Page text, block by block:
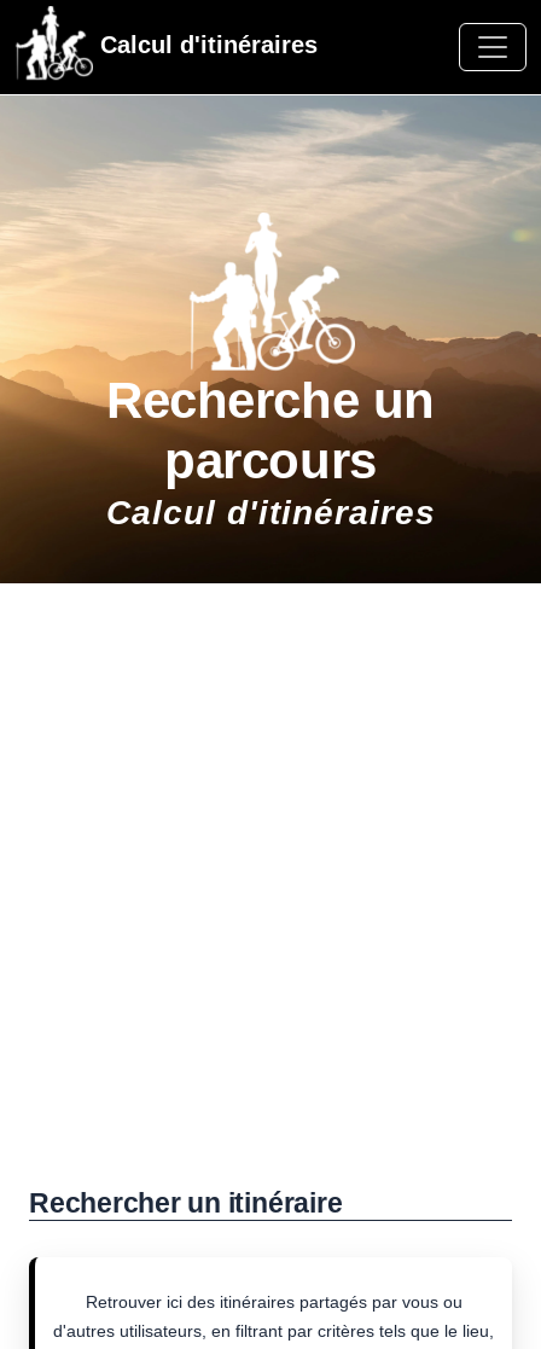
Calcul d'itinéraires
Recherche un
parcours
Calcul d'itinéraires
Rechercher un itinéraire
Retrouver ici des itinéraires partagés par vous ou
d'autres utilisateurs, en filtrant par critères tels que le lieu,